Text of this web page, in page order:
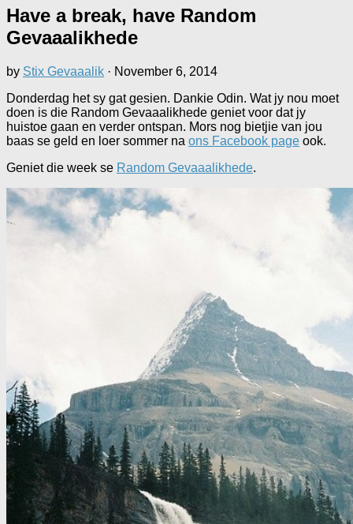
Have a break, have Random
Gevaaalikhede
by Stix Gevaaalik · November 6, 2014
Donderdag het sy gat gesien. Dankie Odin. Wat jy nou moet
doen is die Random Gevaaalikhede geniet voor dat jy
huistoe gaan en verder ontspan. Mors nog bietjie van jou
baas se geld en loer sommer na ons Facebook page ook.
Geniet die week se Random Gevaaalikhede.